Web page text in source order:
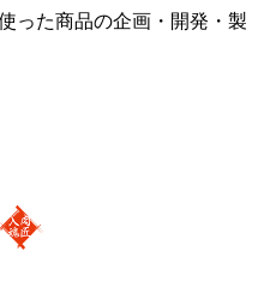
った商品の企画・開発・製